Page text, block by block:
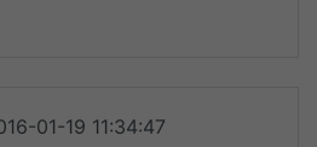
01-19 11:34:47